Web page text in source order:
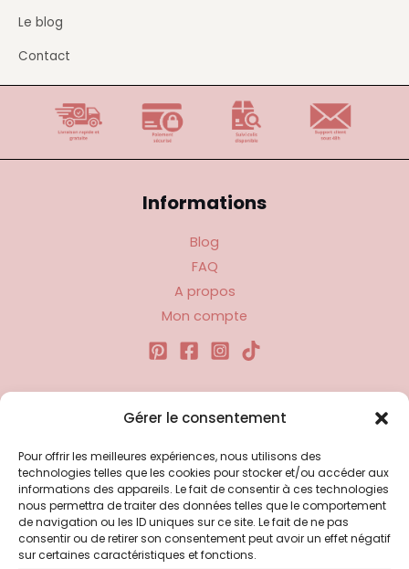
Gérer le consentement
Pour offrir les meilleures expériences, nous utilisons des
technologies telles que les cookies pour stocker et/ou accéder aux
informations des appareils. Le fait de consentir à ces technologies
nous permettra de traiter des données telles que le comportement
de navigation ou les ID uniques sur ce site. Le fait de ne pas
consentir ou de retirer son consentement peut avoir un effet négatif
sur certaines caractéristiques et fonctions.
Le blog
Contact
Informations
Blog
FAQ
A propos
Mon compte
Liens utiles
Politique d’expédition
Politique de confidentialité
Politique de remboursements
Conditions générales de vente et d’utilisation